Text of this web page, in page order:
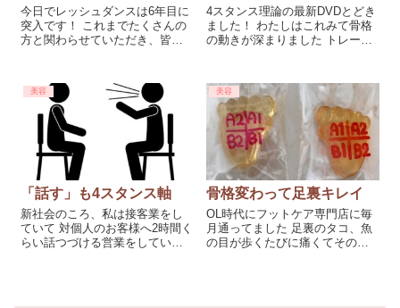
今日でレッシュダンスは6年目に
突入です！ これまでたくさんの
方と関わらせていただき、皆々
ュ理論は理解すればするほど楽
しいです。 身体っておもしろい
な〜と日々進化しています レッ
4スタンス理論の最新DVDとどき
ました！ わたしはこれみて骨格
の動きが深まりました トレーナ
だと思います 腰、肩、ひざ、背
中とあらゆる痛みのなぜ？ やど
うすれば改善できるか そして健
康で
美容
「話す」も4スタンス軸
新社会のころ、私は接客業をし
ていて 対個人のお客様へ2時間く
らい話つづける営業をしていた
美容
骨格変わって足裏キレイ
OL時代にフットケア専門店に毎
月通ってました 足裏のタコ、魚
の目が歩くたびに痛くてその他